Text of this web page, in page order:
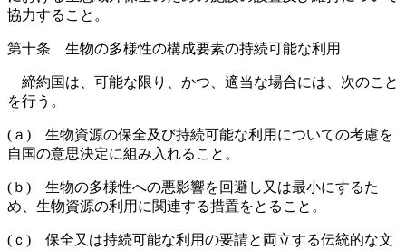
協力すること。
第十条 生物の多様性の構成要素の持続可能な利用
締約国は、可能な限り、かつ、適当な場合には、次のこと
を行う。
(ａ) 生物資源の保全及び持続可能な利用についての考慮を
自国の意思決定に組み入れること。
(ｂ) 生物の多様性への悪影響を回避し又は最小にするた
め、生物資源の利用に関連する措置をとること。
(ｃ) 保全又は持続可能な利用の要請と両立する伝統的な文